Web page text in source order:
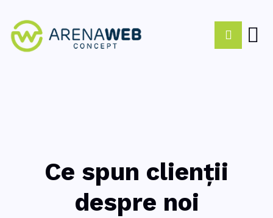
Ce spun clienții
despre noi